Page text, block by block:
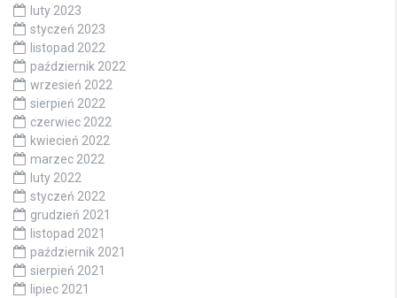
luty 2023
styczeń 2023
listopad 2022
październik 2022
wrzesień 2022
sierpień 2022
czerwiec 2022
kwiecień 2022
marzec 2022
luty 2022
styczeń 2022
grudzień 2021
listopad 2021
październik 2021
sierpień 2021
lipiec 2021